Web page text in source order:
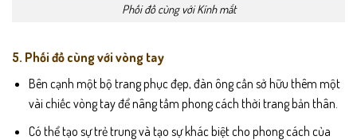
Phối đồ cùng với Kính mắt
5. Phối đồ cùng với vòng tay
Bên cạnh một bộ trang phục đẹp, đàn ông cần sở hữu thêm một
vài chiếc vòng tay để nâng tầm phong cách thời trang bản thân.
Có thể tạo sự trẻ trung và tạo sự khác biệt cho phong cách của